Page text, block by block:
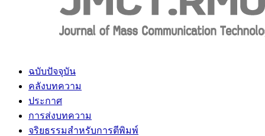
ฉบับปัจจุบัน
คลังบทความ
ประกาศ
การส่งบทความ
จริยธรรมสำหรับการตีพิมพ์